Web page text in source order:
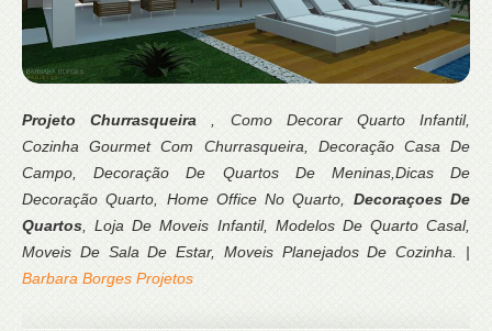
Projeto Churrasqueira, Como Decorar Quarto Infantil,
Cozinha Gourmet Com Churrasqueira, Decoração Casa De
Campo, Decoração De Quartos De Meninas,Dicas De
Decoração Quarto, Home Office No Quarto, Decoraçoes De
Quartos, Loja De Moveis Infantil, Modelos De Quarto Casal,
Moveis De Sala De Estar, Moveis Planejados De Cozinha. |
Barbara Borges Projetos